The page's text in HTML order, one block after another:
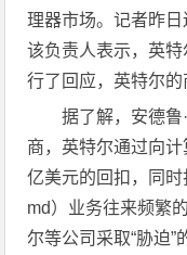
理器市场。记者昨日
该负责人表示，英
行了回应，英特尔的
据了解，安德鲁
商，英特尔通过向计
亿美元的回扣，同
md）业务往来频繁
尔等公司采取“胁迫